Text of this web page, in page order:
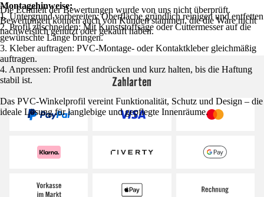
Montagehinweise:
1. Untergrund vorbereiten: Oberfläche gründlich reinigen und entfetten
2. Profil zuschneiden: Mit Kunststoffsäge oder Cuttermesser auf die
gewünschte Länge bringen.
3. Kleber auftragen: PVC-Montage- oder Kontaktkleber gleichmäßig
auftragen.
4. Anpressen: Profil fest andrücken und kurz halten, bis die Haftung
stabil ist.
Das PVC-Winkelprofil vereint Funktionalität, Schutz und Design – die
ideale Lösung für langlebige und gepflegte Innenräume.
Die Echtheit der Bewertungen wurde von uns nicht überprüft.
Bewertungen können auch von Kunden stammen, die die Ware nicht
nachweislich genutzt oder gekauft haben.
Zahlarten